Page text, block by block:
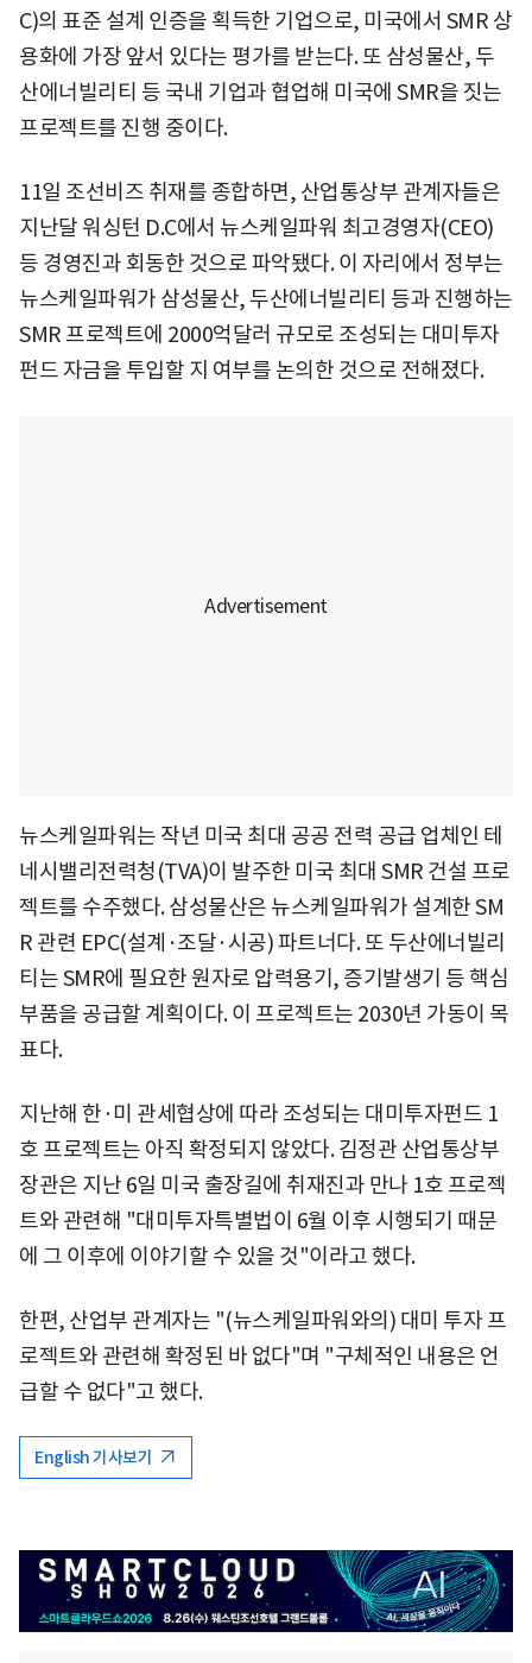
C)의 표준 설계 인증을 획득한 기업으로, 미국에서 SMR 상
용화에 가장 앞서 있다는 평가를 받는다. 또 삼성물산, 두
산에너빌리티 등 국내 기업과 협업해 미국에 SMR을 짓는
프로젝트를 진행 중이다.
11일 조선비즈 취재를 종합하면, 산업통상부 관계자들은
지난달 워싱턴 D.C에서 뉴스케일파워 최고경영자(CEO)
등 경영진과 회동한 것으로 파악됐다. 이 자리에서 정부는
뉴스케일파워가 삼성물산, 두산에너빌리티 등과 진행하는
SMR 프로젝트에 2000억달러 규모로 조성되는 대미투자
펀드 자금을 투입할 지 여부를 논의한 것으로 전해졌다.
뉴스케일파워는 작년 미국 최대 공공 전력 공급 업체인 테
네시밸리전력청(TVA)이 발주한 미국 최대 SMR 건설 프로
젝트를 수주했다. 삼성물산은 뉴스케일파워가 설계한 SM
R 관련 EPC(설계·조달·시공) 파트너다. 또 두산에너빌리
티는 SMR에 필요한 원자로 압력용기, 증기발생기 등 핵심
부품을 공급할 계획이다. 이 프로젝트는 2030년 가동이 목
표다.
지난해 한·미 관세협상에 따라 조성되는 대미투자펀드 1
호 프로젝트는 아직 확정되지 않았다. 김정관 산업통상부
장관은 지난 6일 미국 출장길에 취재진과 만나 1호 프로젝
트와 관련해 "대미투자특별법이 6월 이후 시행되기 때문
에 그 이후에 이야기할 수 있을 것"이라고 했다.
한편, 산업부 관계자는 "(뉴스케일파워와의) 대미 투자 프
로젝트와 관련해 확정된 바 없다"며 "구체적인 내용은 언
급할 수 없다"고 했다.
English 기사보기